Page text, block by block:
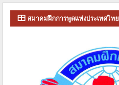
สมาคมฝึกการพูดแห่งประเทศไทย